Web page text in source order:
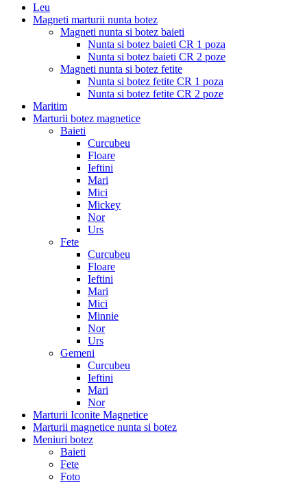
Leu
Magneti marturii nunta botez
Magneti nunta si botez baieti
Nunta si botez baieti CR 1 poza
Nunta si botez baieti CR 2 poze
Magneti nunta si botez fetite
Nunta si botez fetite CR 1 poza
Nunta si botez fetite CR 2 poze
Maritim
Marturii botez magnetice
Baieti
Curcubeu
Floare
Ieftini
Mari
Mici
Mickey
Nor
Urs
Fete
Curcubeu
Floare
Ieftini
Mari
Mici
Minnie
Nor
Urs
Gemeni
Curcubeu
Ieftini
Mari
Nor
Marturii Iconite Magnetice
Marturii magnetice nunta si botez
Meniuri botez
Baieti
Fete
Foto